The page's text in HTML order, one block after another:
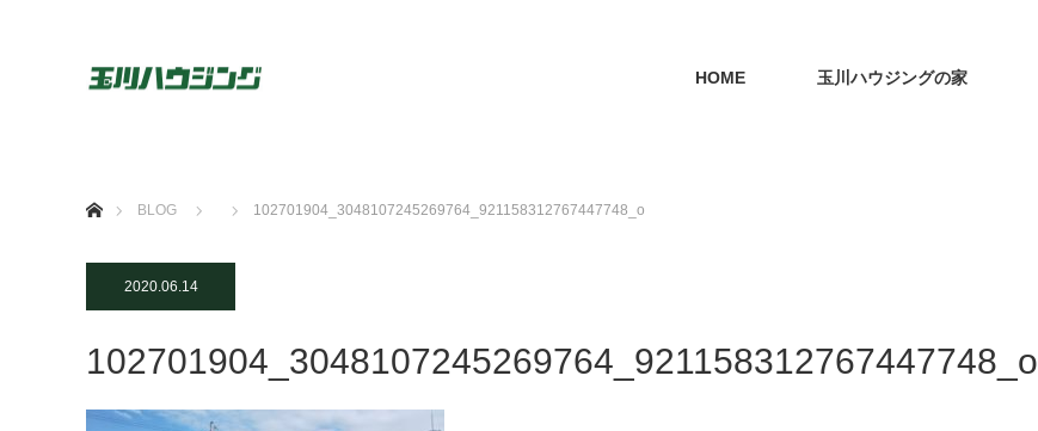
HOME 玉川ハウジングの家
BLOG
102701904_3048107245269764_921158312767447748_o
2020.06.14
102701904_3048107245269764_921158312767447748_o